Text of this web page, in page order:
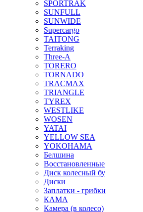
SPORTRAK
SUNFULL
SUNWIDE
Supercargo
TAITONG
Terraking
Three-A
TORERO
TORNADO
TRACMAX
TRIANGLE
TYREX
WESTLIKE
WOSEN
YATAI
YELLOW SEA
YOKOHAMA
Белшина
Восстановленные
Диск колесный бу
Диски
Заплатки - грибки
КАМА
Камера (в колесо)